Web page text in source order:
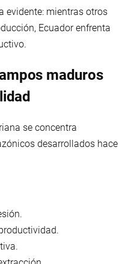
evidente: mientras otros
Ecuador enfrenta
maduros
se concentra
desarrollados hace